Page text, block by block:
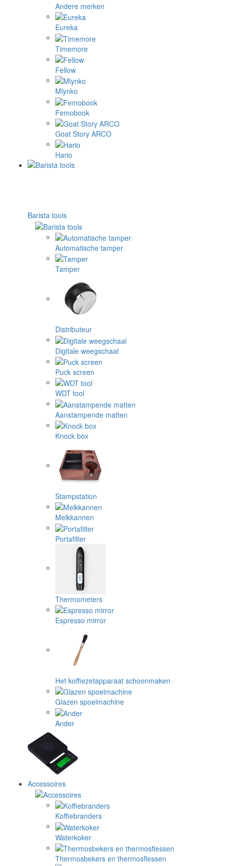
Andere merken
Eureka
Timemore
Fellow
Mlynko
Femobook
Goat Story ARCO
Hario
Barista tools
Automatische tamper
Tamper
Distributeur
Digitale weegschaal
Puck screen
WDT tool
Aanstampende matten
Knock box
Stampstation
Melkkannen
Portafilter
Thermometers
Espresso mirror
Het koffiezetapparaat schoonmaken
Glazen spoelmachine
Ander
Accessoires
Koffiebranders
Waterkoker
Thermosbekers en thermosflessen